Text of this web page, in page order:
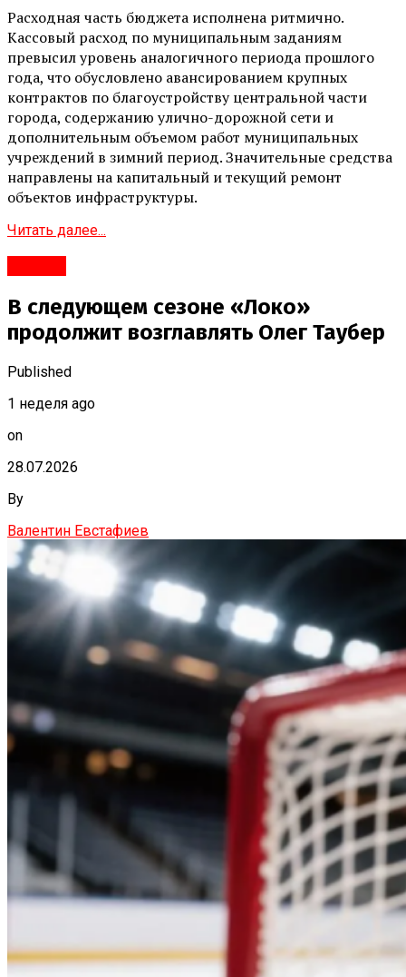
Расходная часть бюджета исполнена ритмично.
Кассовый расход по муниципальным заданиям
превысил уровень аналогичного периода прошлого
года, что обусловлено авансированием крупных
контрактов по благоустройству центральной части
города, содержанию улично-дорожной сети и
дополнительным объемом работ муниципальных
учреждений в зимний период. Значительные средства
направлены на капитальный и текущий ремонт
объектов инфраструктуры.
Читать далее...
В следующем сезоне «Локо»
продолжит возглавлять Олег Таубер
Published
1 неделя ago
on
28.07.2026
By
Валентин Евстафиев